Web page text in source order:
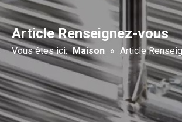
Article Renseignez-vous
Vous êtes ici: Maison » Article